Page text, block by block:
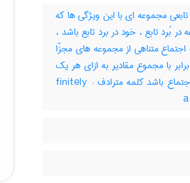
مجموعه ای با این ویژگی ها که
بُرد تابع ، خود در برد تابع باشد ،
اجتماع متناهی از مجموعه های مجزّا
با مجموع مقادیر به ازای هر یک
از مجموعه های واقع در اجتماع باشد کلمه مترادف : finitely